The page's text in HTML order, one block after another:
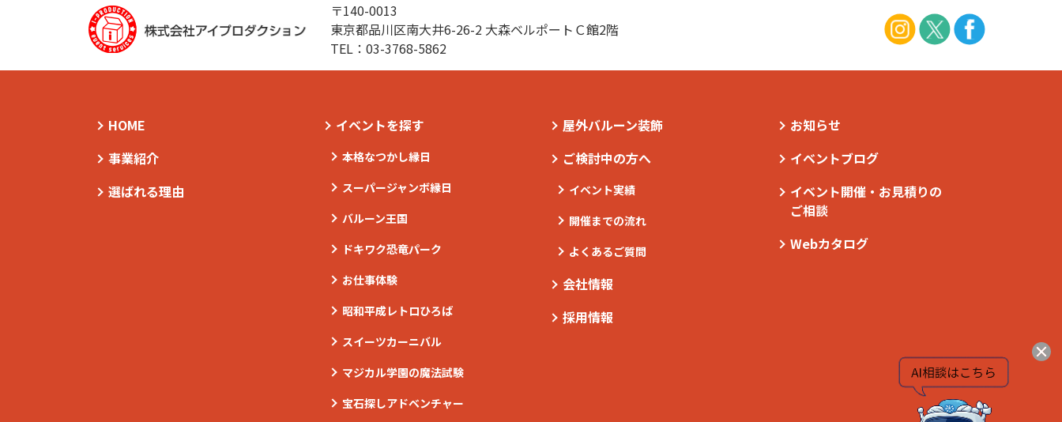
〒140-0013
東京都品川区南大井6-26-2 大森ベルポートＣ館2階
TEL： 03-3768-5862
HOME
事業紹介
選ばれる理由
イベントを探す
本格なつかし縁日
スーパージャンボ縁日
バルーン王国
ドキワク恐竜パーク
お仕事体験
昭和平成レトロひろば
スイーツカーニバル
マジカル学園の魔法試験
宝石探しアドベンチャー
屋外バルーン装飾
ご検討中の方へ
イベント実績
開催までの流れ
よくあるご質問
会社情報
採用情報
お知らせ
イベントブログ
イベント開催・お見積りの
ご相談
Webカタログ